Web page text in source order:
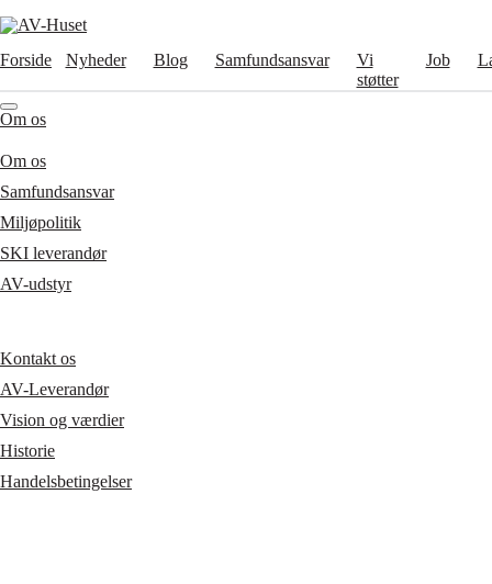
Forside Nyheder Blog Samfundsansvar
Vi
støtter
Job
Om os
Om os
Samfundsansvar
Miljøpolitik
SKI leverandør
AV-udstyr
Kontakt os
AV-Leverandør
Vision og værdier
Historie
Handelsbetingelser